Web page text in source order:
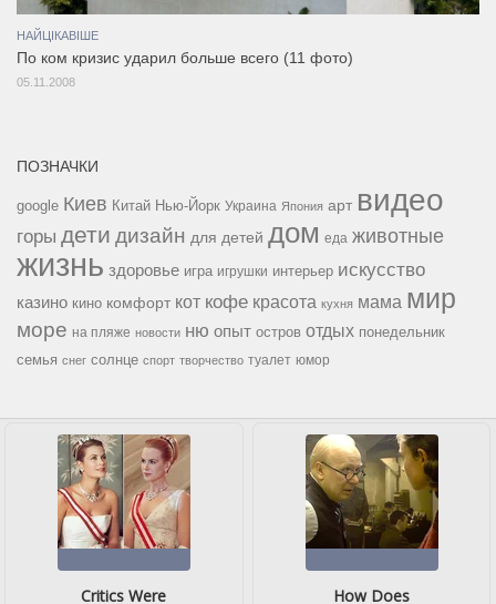
НАЙЦІКАВІШЕ
По ком кризис ударил больше всего (11 фото)
05.11.2008
ПОЗНАЧКИ
google Киев Китай Нью-Йорк Украина Япония арт видео
горы дети дизайн для детей дом еда животные
жизнь здоровье игра игрушки интерьер искусство
казино кино комфорт кот кофе красота кухня мама мир
море на пляже новости ню опыт остров отдых понедельник
семья снег солнце спорт творчество туалет юмор